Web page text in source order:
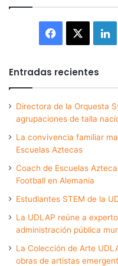
Facebook
Entradas recientes
Directora de la Orquesta
agrupaciones de talla
La convivencia familiar
Escuelas Aztecas
Coach de Escuelas
Football en Alemania
Estudiantes STEM de la
La UDLAP reúne a
administración pública
La Colección de Arte
obras de artistas